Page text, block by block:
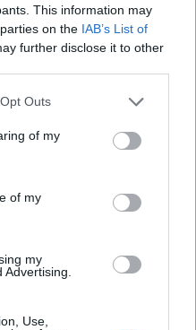
This information may
on the IAB’s List of
further disclose it to other
Outs
of my
of my
my
Use,